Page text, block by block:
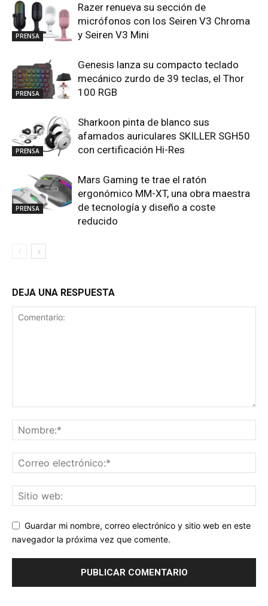
PRENSA
Razer renueva su sección de
micrófonos con los Seiren V3 Chroma
y Seiren V3 Mini
PRENSA
Genesis lanza su compacto teclado
mecánico zurdo de 39 teclas, el Thor
100 RGB
PRENSA
Sharkoon pinta de blanco sus
afamados auriculares SKILLER SGH50
con certificación Hi-Res
PRENSA
Mars Gaming te trae el ratón
ergonómico MM-XT, una obra maestra
de tecnología y diseño a coste
reducido
DEJA UNA RESPUESTA
Guardar mi nombre, correo electrónico y sitio web en este
navegador la próxima vez que comente.